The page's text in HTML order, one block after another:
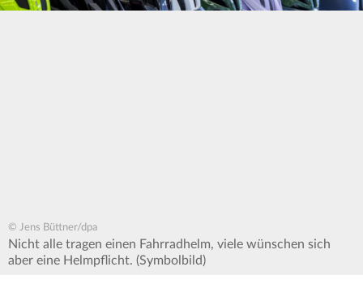
© Jens Büttner/dpa
Nicht alle tragen einen Fahrradhelm, viele wünschen sich
aber eine Helmpflicht. (Symbolbild)